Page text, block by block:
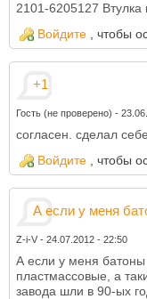
2101-6205127 Втулка
Войдите , чтобы
+1
Гость (не проверено) -
согласен. сделал
Войдите , чтобы
А если у меня
Z-i-V- 24.07.2012 - 22:50
А если у меня батоны
пластмассовые, а
завода шли в 90-ых